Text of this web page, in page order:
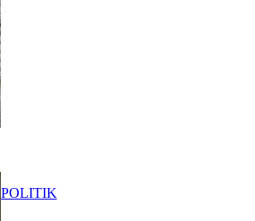
POLITIK